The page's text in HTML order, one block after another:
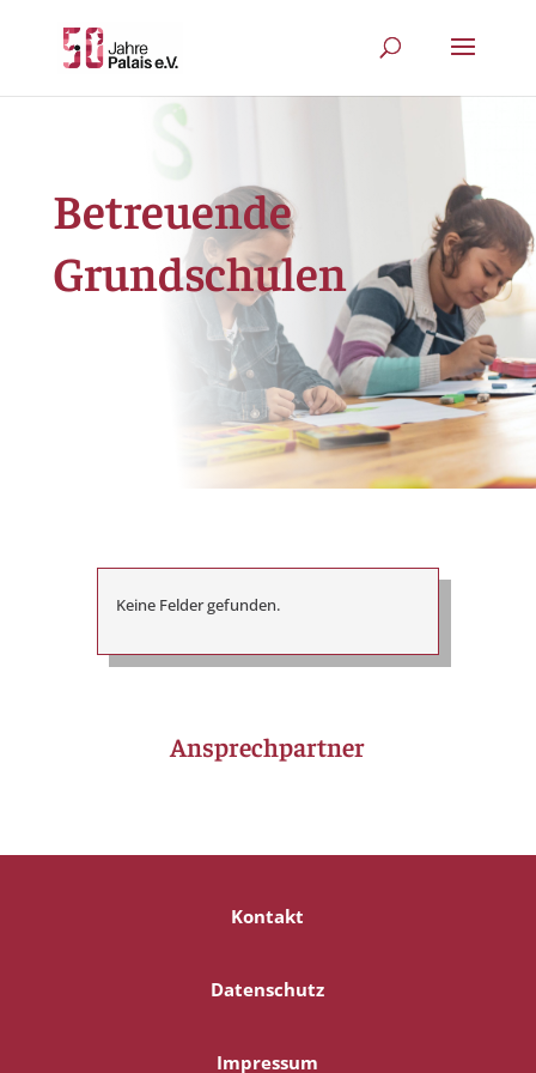
Betreuende
Grundschulen
Keine Felder gefunden.
Ansprechpartner
Kontakt
Datenschutz
Impressum